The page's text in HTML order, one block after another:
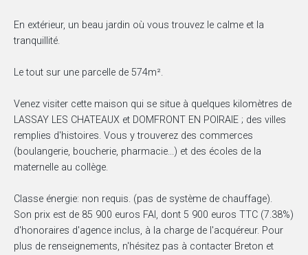
En extérieur, un beau jardin où vous trouvez le calme et la
tranquillité.
Le tout sur une parcelle de 574m².
Venez visiter cette maison qui se situe à quelques kilomètres de
LASSAY LES CHATEAUX et DOMFRONT EN POIRAIE ; des villes
remplies d'histoires. Vous y trouverez des commerces
(boulangerie, boucherie, pharmacie...) et des écoles de la
maternelle au collège.
Classe énergie: non requis. (pas de système de chauffage).
Son prix est de 85 900 euros FAI, dont 5 900 euros TTC (7.38%)
d'honoraires d'agence inclus, à la charge de l'acquéreur. Pour
plus de renseignements, n'hésitez pas à contacter Breton et